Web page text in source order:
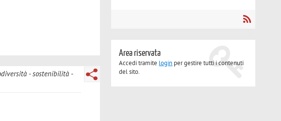
sostenibilità
Area riservata
Accedi tramite login per gestire tutti i contenuti
del sito.